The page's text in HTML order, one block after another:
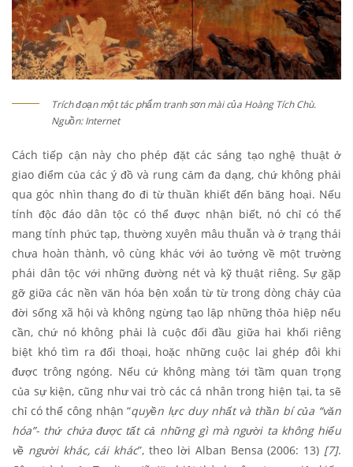
Trích đoạn một tác phẩm tranh sơn mài của Hoàng Tích Chù.
Nguồn: Internet
Cách tiếp cận này cho phép đặt các sáng tạo nghệ thuật ở
giao điểm của các ý đồ và rung cảm đa dạng, chứ không phải
qua góc nhìn thang đo đi từ thuần khiết đến băng hoại. Nếu
tính độc đáo dân tộc có thể được nhận biết, nó chỉ có thể
mang tính phức tạp, thường xuyên mâu thuẫn và ở trạng thái
chưa hoàn thành, vô cùng khác với ảo tưởng về một trường
phái dân tộc với những đường nét và kỹ thuật riêng. Sự gặp
gỡ giữa các nền văn hóa bện xoắn từ từ trong dòng chảy của
đời sống xã hội và không ngừng tạo lập những thỏa hiệp nếu
cần, chứ nó không phải là cuộc đối đầu giữa hai khối riêng
biệt khó tìm ra đối thoại, hoặc những cuộc lai ghép đôi khi
được trông ngóng. Nếu cứ không màng tới tầm quan trọng
của sự kiện, cũng như vai trò các cá nhân trong hiện tại, ta sẽ
chỉ có thể công nhận “quyền lực duy nhất và thần bí của “văn
hóa”- thứ chứa được tất cả những gì mà người ta không hiểu
về người khác, cái khác”, theo lời Alban Bensa (2006: 13) [7].